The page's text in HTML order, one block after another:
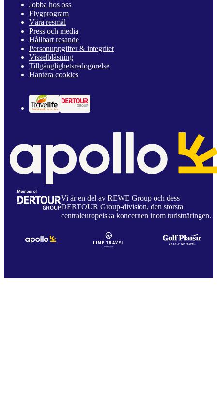
Jobba hos oss
Flygprogram
Våra resmål
Press och media
Hållbart resande
Personuppgifter & integritet
Visselblåsning
Tillgänglighetsredogörelse
Hantera cookies
Vi är en del av REWE Group och dess
DERTOUR Group-division, den största
centraleuropeiska koncernen inom turistnäringen.